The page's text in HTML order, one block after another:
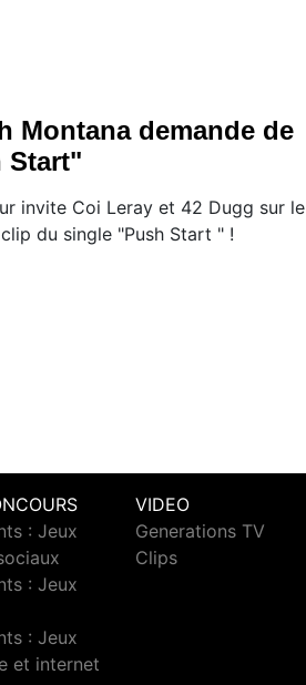
Montana demande de
Start"
invite Coi Leray et 42 Dugg sur le
du single "Push Start " !
: Jeux
: Jeux
: Jeux
et internet
VIDEO
Generations TV
Clips